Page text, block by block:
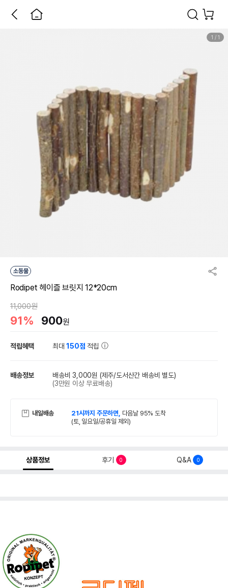
1 / 1
소동물
Rodipet 헤이즐 브릿지 12*20cm
11,000원
91% 900원
적립혜택 최대150점 적립
배송정보 배송비 3,000원 (제주/도서산간 배송비 별도)
(3만원 이상 무료배송)
내일배송 21시까지 주문하면, 다음날 95% 도착
(토, 일요일/공휴일 제외)
상품정보 후기 0 Q&A 0